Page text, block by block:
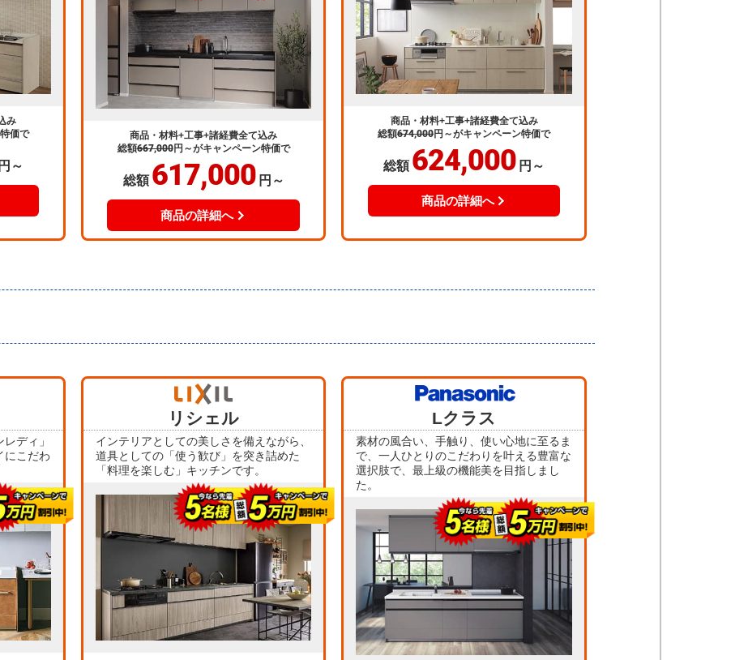
み
価で
円～
商品・材料+工事+諸経費全て込み
総額667,000円～がキャンペーン特価で
総額 617,000 円～
商品の詳細へ
商品・材料+工事+諸経費全て込み
総額674,000円～がキャンペーン特価で
総額 624,000 円～
商品の詳細へ
ディ」
にこだわ
リシェル
インテリアとしての美しさを備えながら、
道具としての「使う歓び」を突き詰めた
「料理を楽しむ」キッチンです。
Lクラス
素材の風合い、手触り、使い心地に至るま
で、一人ひとりのこだわりを叶える豊富な
選択肢で、最上級の機能美を目指しまし
た。